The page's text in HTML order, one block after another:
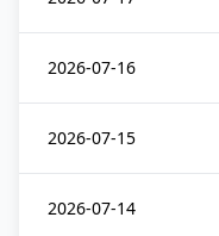
2026-07-16
2026-07-15
2026-07-14